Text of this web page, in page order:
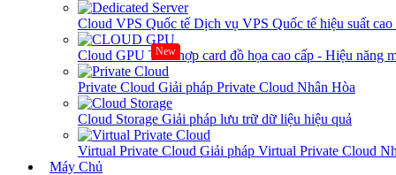
Cloud VPS Quốc tế Dịch vụ VPS Quốc tế hiệu suất
Cloud GPU New
Tích hợp card đồ họa cao cấp - Hiệu năng
Private Cloud Giải pháp Private Cloud Nhân Hòa
Cloud Storage Giải pháp lưu trữ dữ liệu hiệu quả
Virtual Private Cloud Giải pháp Virtual Private Cloud
Máy Chủ